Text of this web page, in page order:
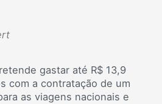
gastar até R$ 13,9
com a contratação de um
as viagens nacionais e